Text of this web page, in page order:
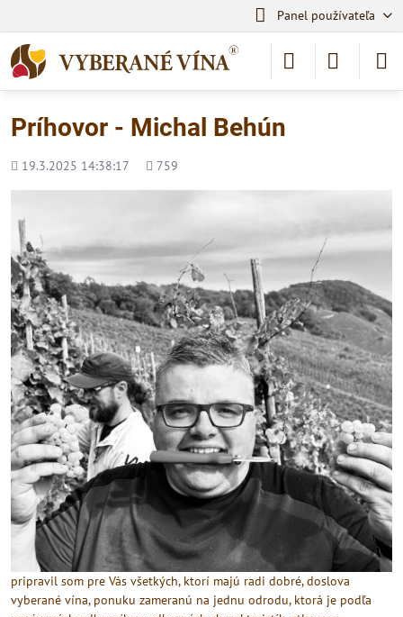
Panel používateľa
Príhovor - Michal Behún
Pridané
19.3.2025 14:38:17
Počet
759
pripravil som pre Vás všetkých, ktorí majú radi dobré, doslova
vyberané vína, ponuku zameranú na jednu odrodu, ktorá je podľa